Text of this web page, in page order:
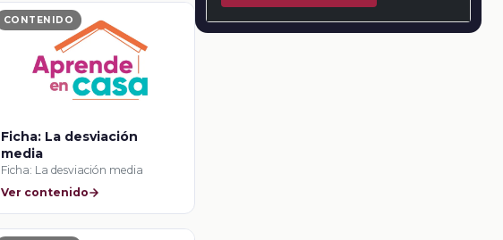
CONTENIDO
Ficha: La desviación
media
Ficha: La desviación media
Ver contenido